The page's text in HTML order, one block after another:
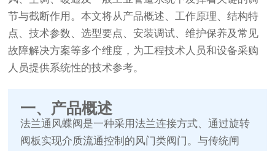
节与截断作用。本文将从产品概述、工作原理、结构特
点、技术参数、选型要点、安装调试、维护保养及常见
故障解决方案等多个维度，为工程技术人员和设备采购
人员提供系统性的技术参考。
一、产品概述
法兰通风蝶阀是一种采用法兰连接方式、通过旋转
阀板实现介质流通控制的风门类阀门。与传统闸